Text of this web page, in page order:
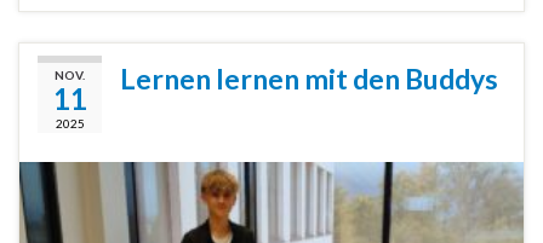
NOV.
11
2025
Lernen lernen mit den Buddys